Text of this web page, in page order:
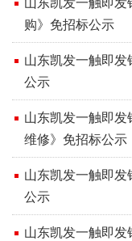
山东凯发一触即
购》免招标公示
山东凯发一触即
公示
山东凯发一触即发
维修》免招标公示
山东凯发一触即
公示
山东凯发一触即